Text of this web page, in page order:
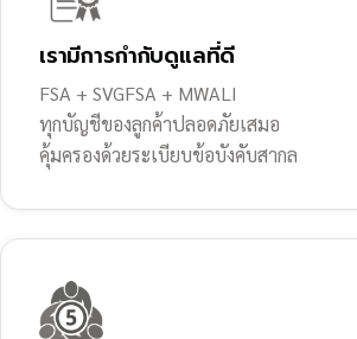
เรามีการกำกับดูแลที่ดี
FSA + SVGFSA + MWALI
ทุกบัญชีของลูกค้าปลอดภัยเสมอ
คุ้มครองด้วยระเบียบข้อบังคับสากล